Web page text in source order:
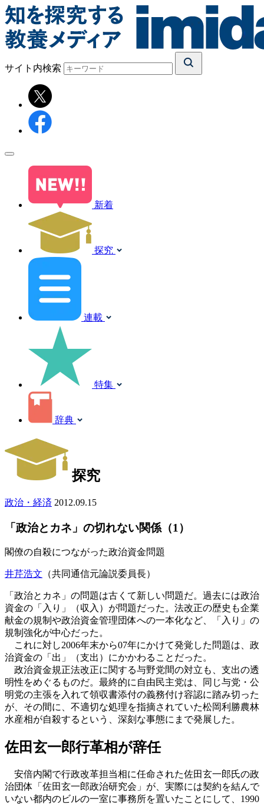
サイト内検索
新着
探究
連載
特集
辞典
探究
政治・経済 2012.09.15
「政治とカネ」の切れない関係（1）
閣僚の自殺につながった政治資金問題
井芹浩文 （共同通信元論説委員長）
「政治とカネ」の問題は古くて新しい問題だ。過去には政治
資金の「入り」（収入）が問題だった。法改正の歴史も企業
献金の規制や政治資金管理団体への一本化など、「入り」の
規制強化が中心だった。
これに対し2006年末から07年にかけて発覚した問題は、政
治資金の「出」（支出）にかかわることだった。
政治資金規正法改正に関する与野党間の対立も、支出の透
明性をめぐるものだ。最終的に自由民主党は、同じ与党・公
明党の主張を入れて領収書添付の義務付け容認に踏み切った
が、その間に、不適切な処理を指摘されていた松岡利勝農林
水産相が自殺するという、深刻な事態にまで発展した。
佐田玄一郎行革相が辞任
安倍内閣で行政改革担当相に任命された佐田玄一郎氏の政
治団体「佐田玄一郎政治研究会」が、実際には契約を結んで
いない都内のビルの一室に事務所を置いたことにして、1990